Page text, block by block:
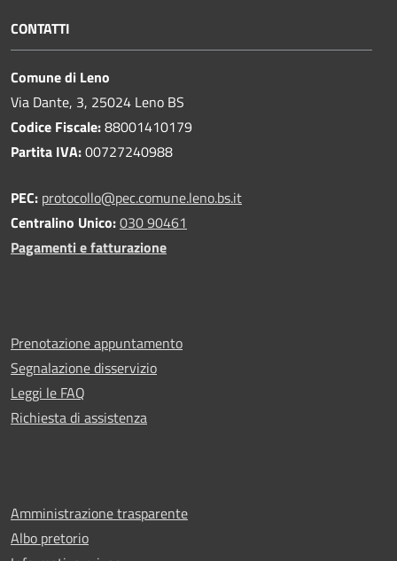
CONTATTI
Comune di Leno
Via Dante, 3, 25024 Leno BS
Codice Fiscale:88001410179
Partita IVA:00727240988
PEC: protocollo@pec.comune.leno.bs.it
Centralino Unico:030 90461
Pagamenti e fatturazione
Prenotazione appuntamento
Segnalazione disservizio
Leggi le FAQ
Richiesta di assistenza
Amministrazione trasparente
Albo pretorio